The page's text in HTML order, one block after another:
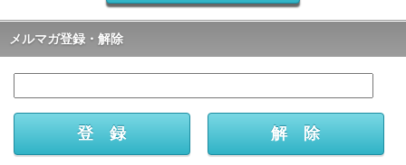
メルマガ登録・解除